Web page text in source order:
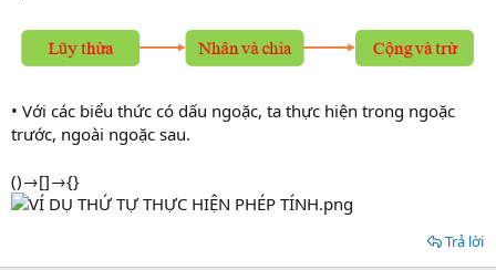
• Với các biểu thức có dấu ngoặc, ta thực hiện trong ngoặc
trước, ngoài ngoặc sau.
()→[]→{}
Trả lời